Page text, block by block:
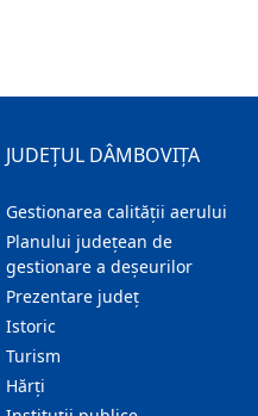
JUDEȚUL DÂMBOVIȚA
Gestionarea calității aerului
Planului județean de
gestionare a deșeurilor
Prezentare judeţ
Istoric
Turism
Hărţi